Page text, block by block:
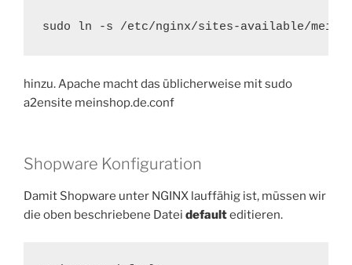
sudo ln -s /etc/nginx/sites-available/
hinzu. Apache macht das üblicherweise mitsudo
a2ensite meinshop.de.conf
Shopware Konfiguration
Damit Shopware unter NGINX lauffähig ist, müssen wir
die oben beschriebene Datei defaulteditieren.